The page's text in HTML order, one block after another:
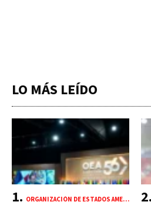
LO MÁS LEÍDO
ORGANIZACIÓN DE ESTADOS AMERICANOS (OEA)